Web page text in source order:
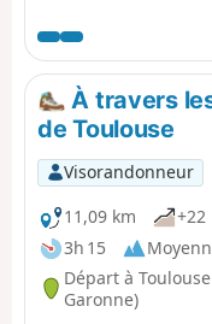
siècles après Jésus-
promenade est à
vous consacrez à
À travers
de Toulouse
Visorandonneur
11,09 km
+22
3h 15
Départ à
Garonne)